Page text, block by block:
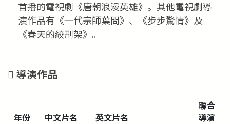
首播的電視劇《唐朝浪漫英雄》。其他電視劇導
演作品有《一代宗師葉問》、《步步驚情》及
《春天的絞刑架》。
導演作品
年份 中文片名 英文片名
聯合
導演